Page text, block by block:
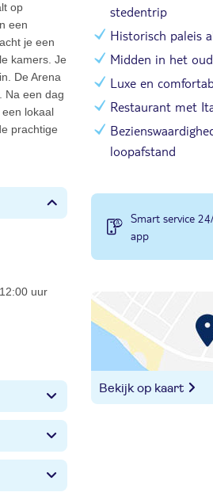
op
een
je een
kamers. Je
De Arena
Na een dag
lokaal
prachtige
uur
stedentrip
Historisch paleis
Midden in het
Luxe en
Restaurant met
loopafstand
Smart service
app
Bekijk op kaart